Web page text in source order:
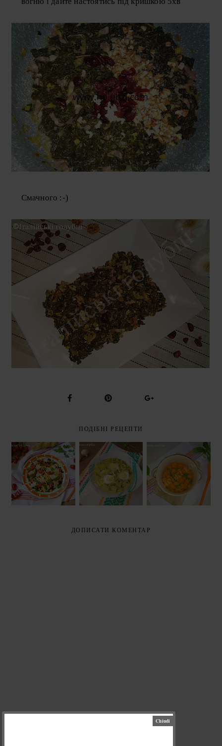
Смачного :-)
ПОДІБНІ РЕЦЕПТИ
САЛАТ З
РУКОЛИ І
ЧЕРВОНОЇ
КВАСОЛІ
(INSALATA DI
RUCOLA E
ЗЕЛЕНИЙ
БОРЩ ЗІ
ШПИНАТОМ
МАРИНОВАНА
МОРКВА
(CAROTE IN
SALSA
PICCANTE)
ДОПИСАТИ КОМЕНТАР